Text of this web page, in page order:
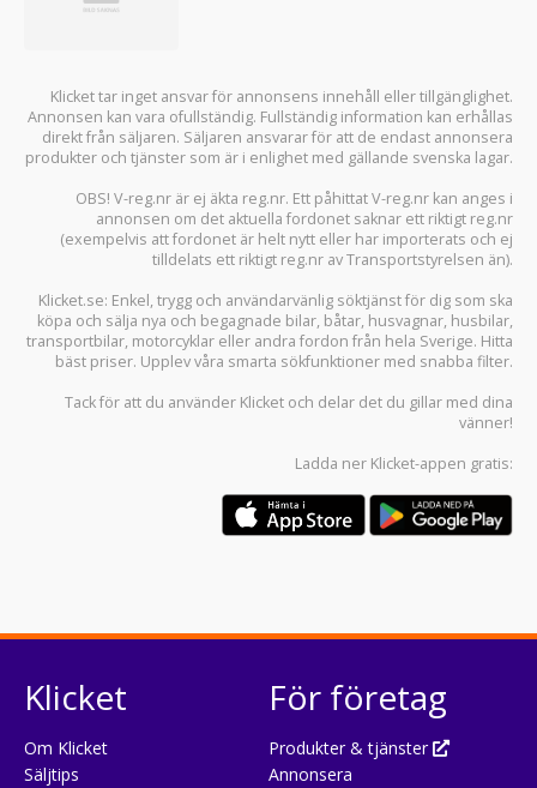
Klicket tar inget ansvar för annonsens innehåll eller tillgänglighet.
Annonsen kan vara ofullständig. Fullständig information kan erhållas
direkt från säljaren. Säljaren ansvarar för att de endast annonsera
produkter och tjänster som är i enlighet med gällande svenska lagar.
OBS! V-reg.nr är ej äkta reg.nr. Ett påhittat V-reg.nr kan anges i
annonsen om det aktuella fordonet saknar ett riktigt reg.nr
(exempelvis att fordonet är helt nytt eller har importerats och ej
tilldelats ett riktigt reg.nr av Transportstyrelsen än).
Klicket.se: Enkel, trygg och användarvänlig söktjänst för dig som ska
köpa och sälja nya och begagnade bilar, båtar, husvagnar, husbilar,
transportbilar, motorcyklar eller andra fordon från hela Sverige. Hitta
bäst priser. Upplev våra smarta sökfunktioner med snabba filter.
Tack för att du använder Klicket och delar det du gillar med dina
vänner!
Ladda ner Klicket-appen gratis:
Klicket
Om Klicket
Säljtips
För företag
Produkter & tjänster
Annonsera